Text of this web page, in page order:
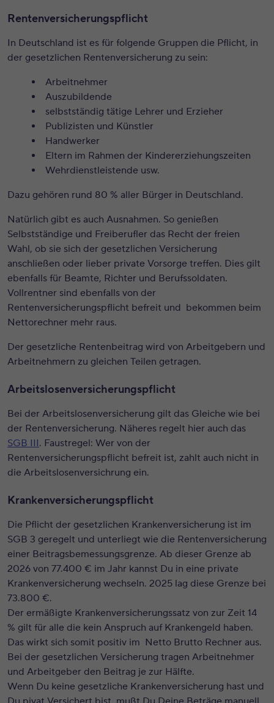
Rentenversicherungspflicht
In Deutschland ist es für folgende Gruppen die Pflicht, in
der gesetzlichen Rentenversicherung zu sein:
Arbeitnehmer
Auszubildende
selbstständig tätige Lehrer und Erzieher
Publizisten und Künstler
Handwerker
Eltern im Rahmen der Kindererziehungszeiten
Wehrdienstleistende usw.
Dazu gehören rund 80 % aller Bürger in Deutschland.
Natürlich gibt es auch Ausnahmen. So genießen
Selbstständige und Freiberufler das Recht der freien
Wahl, ob sie sich der gesetzlichen Versicherung
anschließen oder lieber private Vorsorge treffen. Dies gilt
ebenfalls für Beamte, Richter und Berufssoldaten.
Vollrentner sind ebenfalls von der
Rentenversicherungspflicht befreit und bekommen beim
Nettorechner mehr raus.
Der gesetzliche Rentenbeitrag wird von Arbeitgebern und
Arbeitnehmern zu gleichen Teilen getragen.
Arbeitslosenversicherungspflicht
Bei der Arbeitslosenversicherung gilt das Gleiche wie bei
der Rentenversicherung. Näheres regelt hier auch das
SGB III. Faustregel: Wer von der
Rentenversicherungspflicht befreit ist, zahlt auch nicht in
die Arbeitslosenversichrung ein.
Krankenversicherungspflicht
Die Pflicht der gesetzlichen Krankenversicherung ist im
SGB 3 geregelt und unterliegt wie die Rentenversicherung
einer Beitragsbemessungsgrenze. Ab dieser Grenze ab
2026 von 77.400 € im Jahr kannst Du in eine private
Krankenversicherung wechseln. 2025 lag diese Grenze bei
73.800 €.
Der ermäßigte Krankenversicherungssatz von zur Zeit 14
% gilt für alle die kein Anspruch auf Krankengeld haben.
Das wirkt sich somit positiv im Netto Brutto Rechner aus.
Bei der gesetzlichen Versicherung tragen Arbeitnehmer
und Arbeitgeber den Beitrag je zur Hälfte.
Wenn Du keine gesetzliche Krankenversicherung hast und